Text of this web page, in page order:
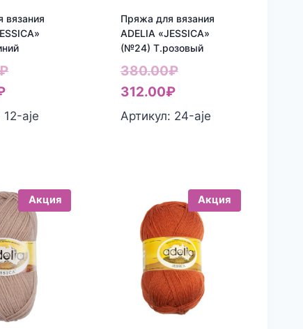
вязания
Первоначальная
составляла
Текущая
цена:
12-aje
Пряжа для вязания
ADELIA «JESSICA»
(№24) Т.розовый
380.00₽Первоначальная
составляла
312.00₽Текущая
цена:
Артикул: 24-aje
Акция Акция